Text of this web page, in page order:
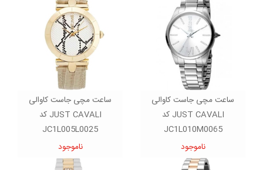
ساعت مچی جاست کاوالی
JUST CAVALI کد
JC1L010M0065
ناموجود
ساعت مچی جاست کاوالی
JUST CAVALI کد
JC1L005L0025
ناموجود